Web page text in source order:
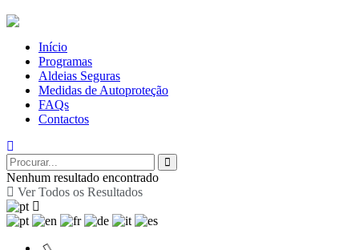
Início
Programas
Aldeias Seguras
Medidas de Autoproteção
FAQs
Contactos
Nenhum resultado encontrado
Ver Todos os Resultados